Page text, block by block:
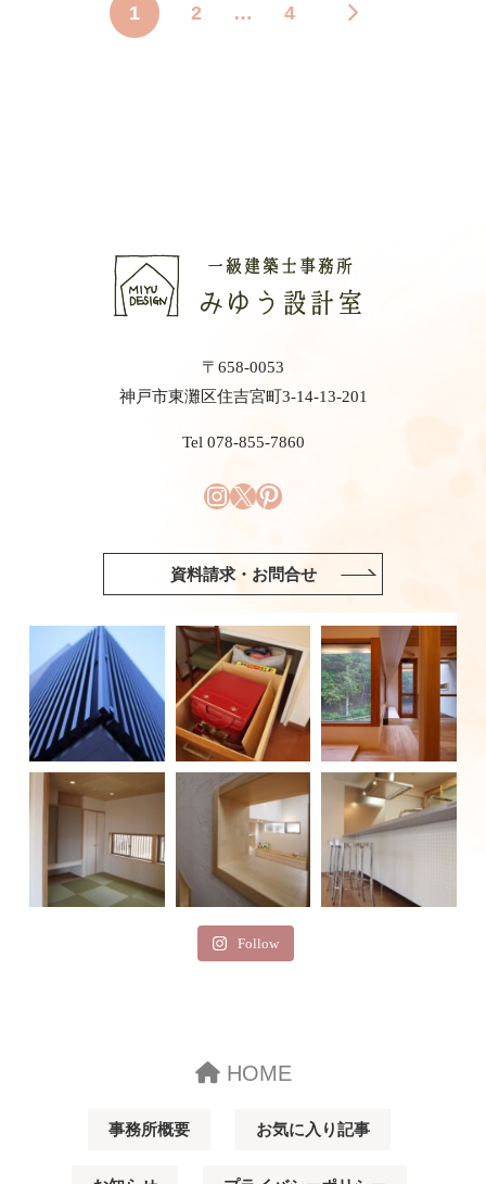
1 2 … 4
〒658-0053
神戸市東灘区住吉宮町3-14-13-201
Tel 078-855-7860
資料請求・お問合せ
Follow
HOME
事務所概要 お気に入り記事